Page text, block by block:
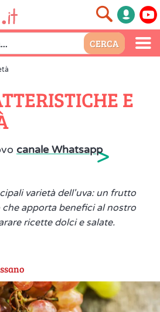
E
canale Whatsapp>
varietà dell'uva: un frutto
apporta benefici al nostro
ricette dolci e salate.